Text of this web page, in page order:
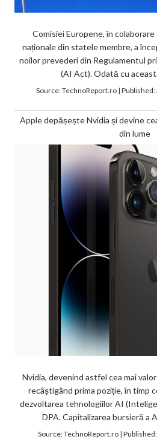
Comisiei Europene, în
naționale din statele membre, a
noilor prevederi din Regulamentul
(AI Act). Odată cu
Source:TechnoReport.ro| Published:
Apple depășește Nvidia și devine
din lume
Nvidia, devenind astfel cea mai
recâștigând prima poziție, în timp
dezvoltarea tehnologiilor AI
DPA. Capitalizarea bursieră a
Source:TechnoReport.ro| Published: